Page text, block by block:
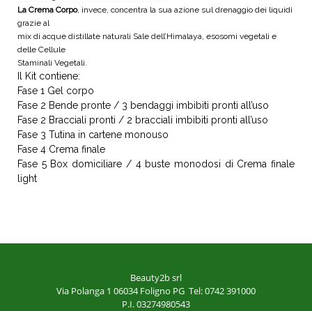
La Crema Corpo, invece, concentra la sua azione sul drenaggio dei liquidi
grazie al
mix di acque distillate naturali Sale dell’Himalaya, esosomi vegetali e
delle Cellule
Staminali Vegetali.
Il Kit contiene:
Fase 1 Gel corpo
Fase 2 Bende pronte / 3 bendaggi imbibiti pronti all’uso
Fase 2 Bracciali pronti / 2 bracciali imbibiti pronti all’uso
Fase 3 Tutina in cartene monouso
Fase 4 Crema finale
Fase 5 Box domiciliare / 4 buste monodosi di Crema finale
light
Beauty2b srl
Via Polanga 1 06034 Foligno PG Tel: 0742 391000
P.I. 03274980543